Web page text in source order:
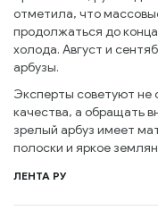
отметила, что
продолжаться до
холода. Август и
арбузы.
Эксперты советуют не
качества, а обращать
зрелый арбуз имеет
полоски и яркое
ЛЕНТА РУ